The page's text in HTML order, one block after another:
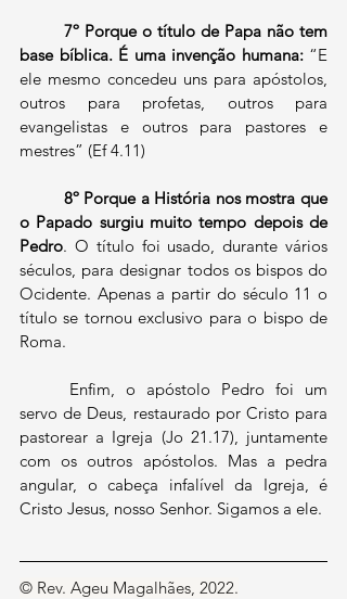
7º Porque o título de Papa não tem
base bíblica. É uma invenção humana: “E
ele mesmo concedeu uns para apóstolos,
outros para profetas, outros para
evangelistas e outros para pastores e
mestres” (Ef 4.11)
8º Porque a História nos mostra que
o Papado surgiu muito tempo depois de
Pedro. O título foi usado, durante vários
séculos, para designar todos os bispos do
Ocidente. Apenas a partir do século 11 o
título se tornou exclusivo para o bispo de
Roma.
servo de Deus, restaurado por Cristo para
pastorear a Igreja (Jo 21.17), juntamente
com os outros apóstolos. Mas a pedra
angular, o cabeça infalível da Igreja, é
Cristo Jesus, nosso Senhor. Sigamos a ele.
© Rev. Ageu Magalhães, 2022.